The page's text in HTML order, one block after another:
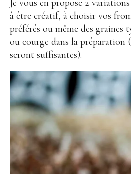
Je vous en propose 2
à être créatif, à choisir vos
préférés ou même des graines
ou courge dans la préparation
seront suffisantes).